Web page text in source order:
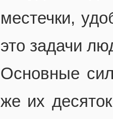
местечки,
это задачи
Основные
же их